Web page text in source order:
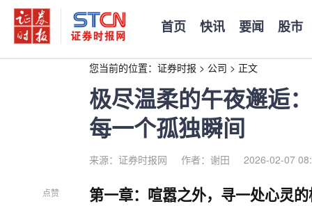
首页 快讯 要闻 股市
您当前的位置： 证券时报 > 公司 > 正文
极尽温柔的午夜邂逅
每一个孤独瞬间
来源：证券时报网 作者：谢田 2026-02-07
点赞 第一章：喧嚣之外，寻一处心灵